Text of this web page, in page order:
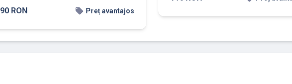
90 RON local_offer Preț avantajos